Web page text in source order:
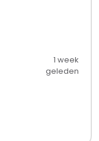
1 week
geleden